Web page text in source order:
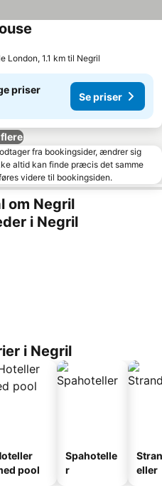
London, 1.1 km til Negril
priser
Se priser
fra bookingsider, ændrer sig
altid kan finde præcis det samme
videre til bookingsiden.
om Negril
i Negril
i Negril
pool
Spahotelle
r
eller